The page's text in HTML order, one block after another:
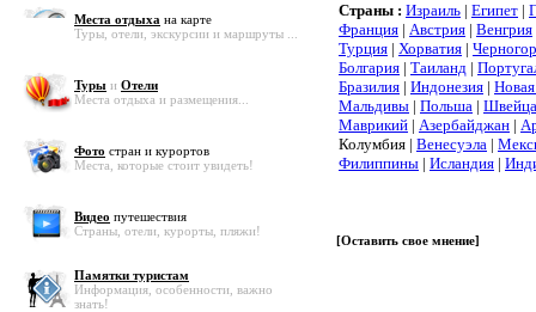
Места отдыха на карте
Туры, отели, экскурсии и маршруты ...
Туры и Отели
Места отдыха и размещения...
Фото стран и курортов
Места, которые стоит увидеть!
Видео путешествия
Страны, отели, курорты, пляжи!
Памятки туристам
Информация, особенности, важно
знать!
Страны : Израиль | Египет |
Франция | Австрия | Венгрия
Турция | Хорватия |
Болгария | Таиланд |
Бразилия | Индонезия |
Мальдивы | Польша |
Маврикий | Азербайджан |
Колумбия | Венесуэла |
Филиппины | Исландия |
[Оставить свое мнение]